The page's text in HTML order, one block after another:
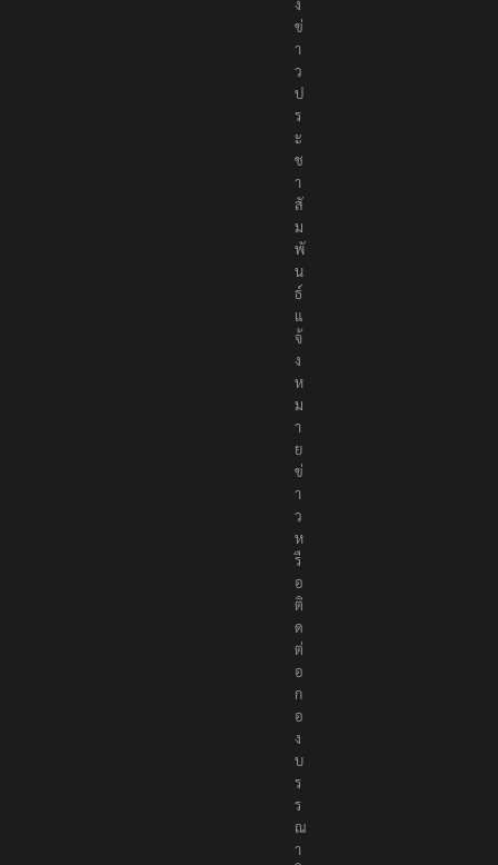
ง
ข่
า
ว
ป
ร
ะ
ช
า
สั
ม
พั
น
ธ์
แ
จ้
ง
ห
ม
า
ย
ข่
า
ว
ห
รื
อ
ติ
ด
ต่
อ
ก
อ
ง
บ
ร
ร
ณ